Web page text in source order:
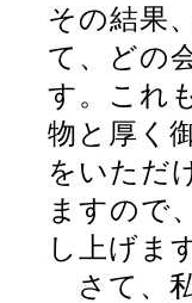
その結果
て、どの
す。これ
物と厚く
をいただ
ますので
し上げま
さて、